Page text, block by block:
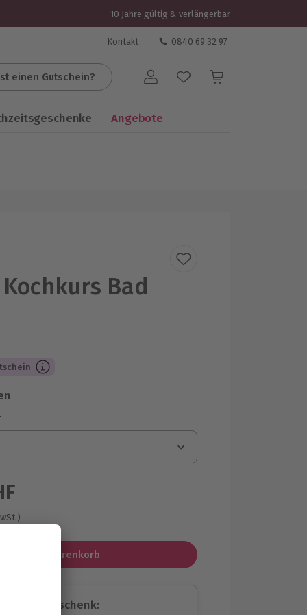
10 Jahre gültig & verlängerbar
Kontakt 0840 69 32 97
einen Gutschein? Benutzerkonto
Angebote
Bad
In den Warenkorb
Geschenk: